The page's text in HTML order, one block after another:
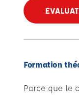
Formation
Parce que le